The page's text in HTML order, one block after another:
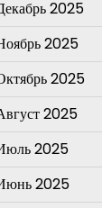
2025
2025
2025
2025
2025
2025